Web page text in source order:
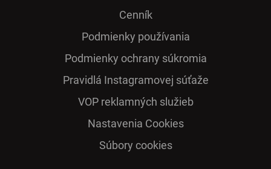
Cenník
Podmienky používania
Podmienky ochrany súkromia
Pra­vidlá Ins­ta­gra­mo­vej sú­ťaže
VOP reklamných služieb
Nastavenia Cookies
Súbory cookies